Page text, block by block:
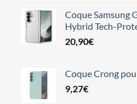
Coque Samsung
Hybrid Tech-
20,90€
Coque Crong
9,27€